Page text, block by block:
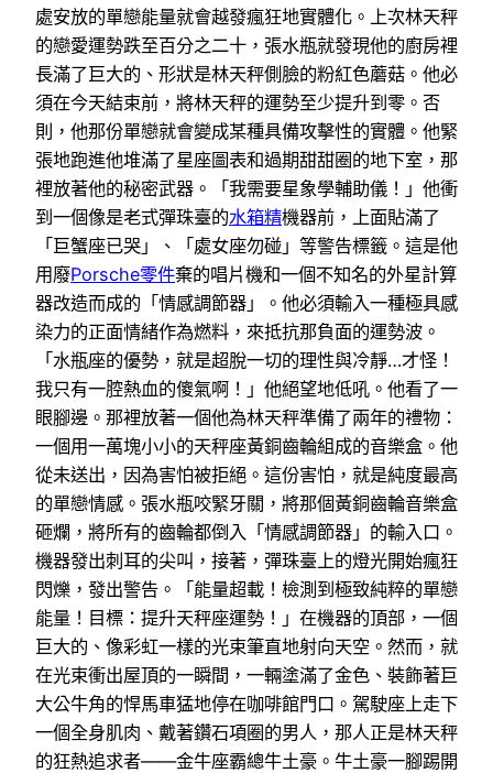
處安放的單戀能量就會越發瘋狂地實體化。上次林天秤
的戀愛運勢跌至百分之二十，張水瓶就發現他的廚房裡
長滿了巨大的、形狀是林天秤側臉的粉紅色蘑菇。他必
須在今天結束前，將林天秤的運勢至少提升到零。否
則，他那份單戀就會變成某種具備攻擊性的實體。他緊
張地跑進他堆滿了星座圖表和過期甜甜圈的地下室，那
裡放著他的秘密武器。「我需要星象學輔助儀！」他衝
到一個像是老式彈珠臺的水箱精機器前，上面貼滿了
「巨蟹座已哭」、「處女座勿碰」等警告標籤。這是他
用廢Porsche零件棄的唱片機和一個不知名的外星計算
器改造而成的「情感調節器」。他必須輸入一種極具感
染力的正面情緒作為燃料，來抵抗那負面的運勢波。
「水瓶座的優勢，就是超脫一切的理性與冷靜…才怪！
我只有一腔熱血的傻氣啊！」他絕望地低吼。他看了一
眼腳邊。那裡放著一個他為林天秤準備了兩年的禮物：
一個用一萬塊小小的天秤座黃銅齒輪組成的音樂盒。他
從未送出，因為害怕被拒絕。這份害怕，就是純度最高
的單戀情感。張水瓶咬緊牙關，將那個黃銅齒輪音樂盒
砸爛，將所有的齒輪都倒入「情感調節器」的輸入口。
機器發出刺耳的尖叫，接著，彈珠臺上的燈光開始瘋狂
閃爍，發出警告。「能量超載！檢測到極致純粹的單戀
能量！目標：提升天秤座運勢！」在機器的頂部，一個
巨大的、像彩虹一樣的光束筆直地射向天空。然而，就
在光束衝出屋頂的一瞬間，一輛塗滿了金色、裝飾著巨
大公牛角的悍馬車猛地停在咖啡館門口。駕駛座上走下
一個全身肌肉、戴著鑽石項圈的男人，那人正是林天秤
的狂熱追求者——金牛座霸總牛土豪。牛土豪一腳踢開